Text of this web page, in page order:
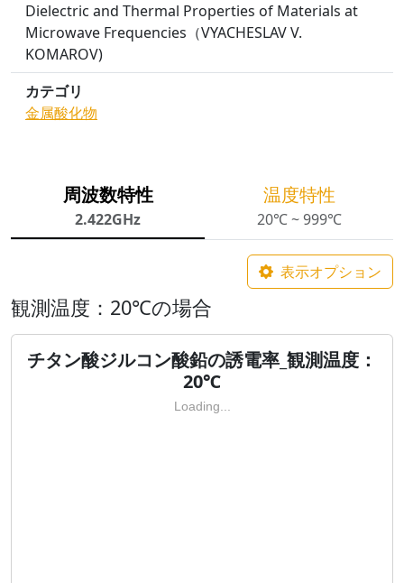
Dielectric and Thermal Properties of Materials at
Microwave Frequencies（VYACHESLAV V.
KOMAROV)
カテゴリ
金属酸化物
周波数特性
2.422GHz
温度特性
20℃ ~ 999℃
表示オプション
観測温度：20℃の場合
チタン酸ジルコン酸鉛の誘電率_観測温度：
20℃
Loading...